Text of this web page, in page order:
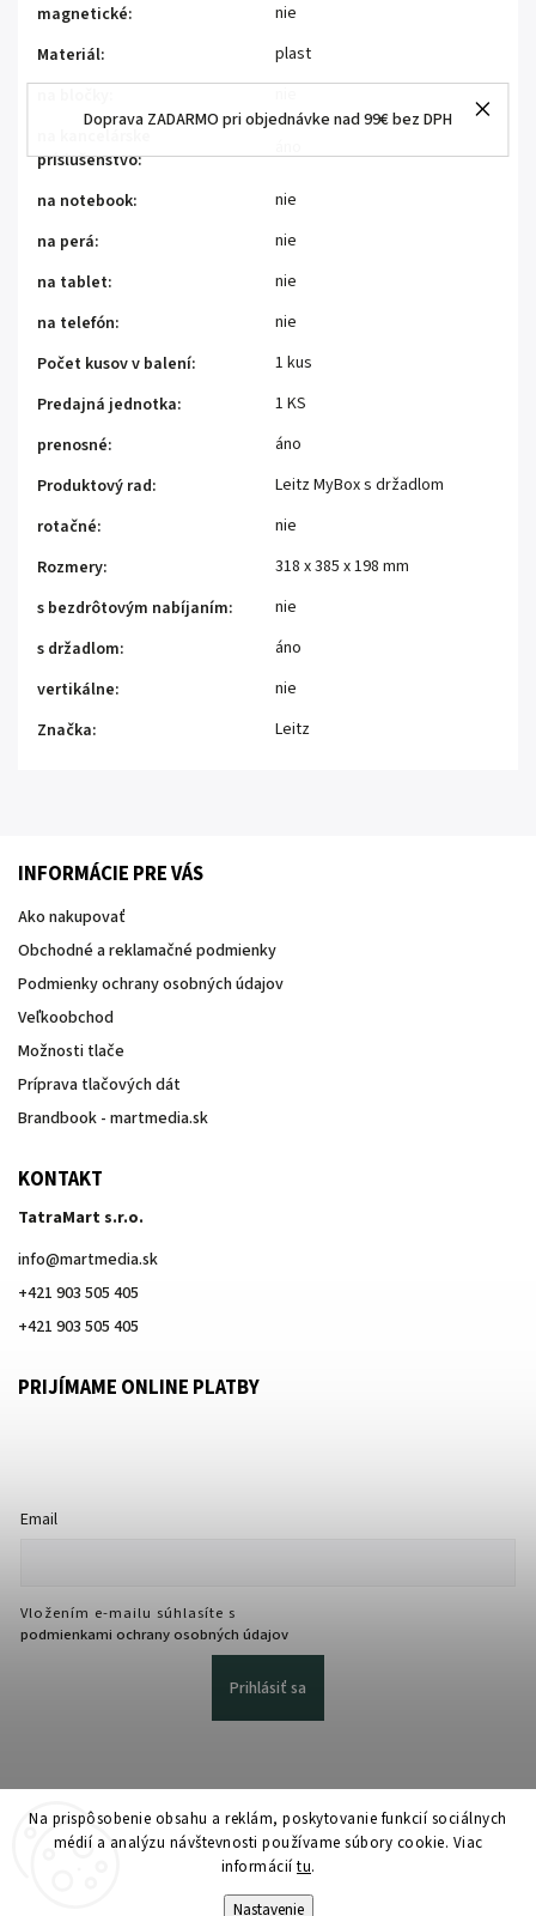
Na prispôsobenie obsahu a reklám, poskytovanie funkcií sociálnych
médií a analýzu návštevnosti používame súbory cookie. Viac
informáciítu.
Nastavenie
Doprava ZADARMO pri objednávke nad 99€ bez DPH
magnetické:
nie
Materiál:
plast
príslušenstvo:
na notebook:
nie
na perá:
nie
na tablet:
nie
na telefón:
nie
Počet kusov v balení:
1 kus
Predajná jednotka:
1 KS
prenosné:
áno
Produktový rad:
Leitz MyBox s držadlom
rotačné:
nie
Rozmery:
318 x 385 x 198 mm
s bezdrôtovým nabíjaním:
nie
s držadlom:
áno
vertikálne:
nie
Značka: Leitz
INFORMÁCIE PRE VÁS
Ako nakupovať
Obchodné a reklamačné podmienky
Podmienky ochrany osobných údajov
Veľkoobchod
Možnosti tlače
Príprava tlačových dát
Brandbook - martmedia.sk
KONTAKT
TatraMart s.r.o.
info@martmedia.sk
+421 903 505 405
+421 903 505 405
PRIJÍMAME ONLINE PLATBY
Email
Vložením e-mailu súhlasíte s
podmienkami ochrany osobných údajov
Prihlásiť sa
Upraviť nastavenie cookies